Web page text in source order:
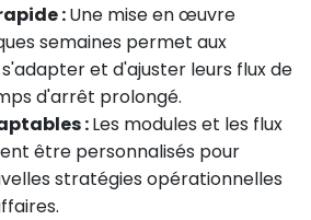
:Une mise en œuvre
semaines permet aux
et d'ajuster leurs flux de
d'arrêt prolongé.
:Les modules et les flux
être personnalisés pour
stratégies opérationnelles